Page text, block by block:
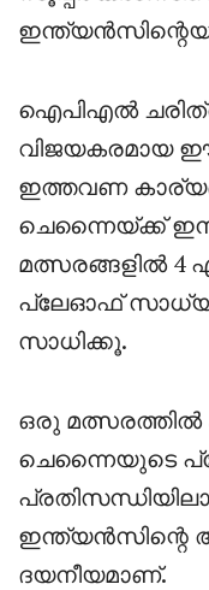
ഐപിഎൽ
വിജയകരമായ
ഇത്തവണ
ചെന്നൈയ്ക്ക്
മത്സരങ്ങളിൽ 4
പ്ലേഓഫ്
സാധിക്കൂ.
ഒരു മത്സരത്തിൽ
ചെന്നൈയുടെ
ദയനീയമാണ്.